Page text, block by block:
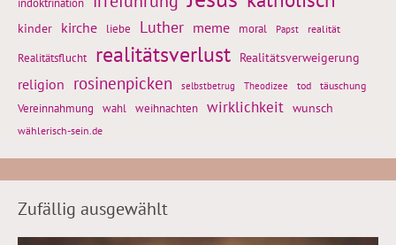
indoktrination
kinder kirche liebe Luther meme moral Papst realität
Realitätsflucht realitätsverlust Realitätsverweigerung
religion rosinenpicken selbstbetrug Theodizee tod täuschung
Vereinnahmung wahl weihnachten wirklichkeit wunsch
wählerisch-sein.de
Zufällig ausgewählt